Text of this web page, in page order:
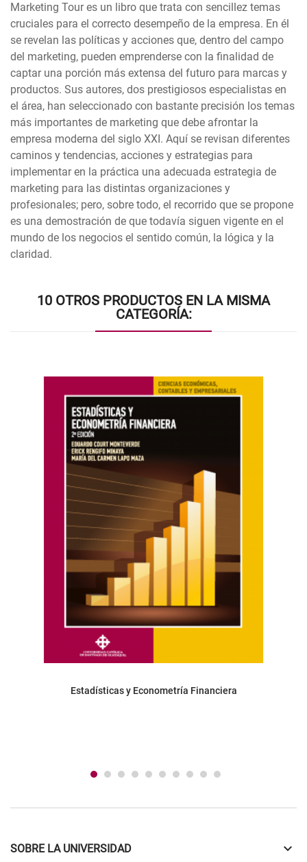
Marketing Tour es un libro que trata con sencillez temas
cruciales para el correcto desempeño de la empresa. En él
se revelan las políticas y acciones que, dentro del campo
del marketing, pueden emprenderse con la finalidad de
captar una porción más extensa del futuro para marcas y
productos. Sus autores, dos prestigiosos especialistas en
el área, han seleccionado con bastante precisión los temas
más importantes de marketing que debe afrontar la
empresa moderna del siglo XXI. Aquí se revisan diferentes
caminos y tendencias, acciones y estrategias para
implementar en la práctica una adecuada estrategia de
marketing para las distintas organizaciones y
profesionales; pero, sobre todo, el recorrido que se propone
es una demostración de que todavía siguen vigente en el
mundo de los negocios el sentido común, la lógica y la
claridad.
10 OTROS PRODUCTOS EN LA MISMA
CATEGORÍA:
Estadísticas y Econometría Financiera
SOBRE LA UNIVERSIDAD keyboard_arrow_down